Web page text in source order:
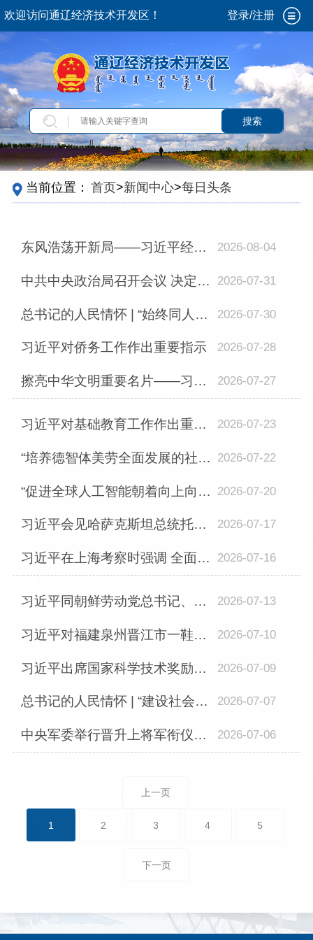
欢迎访问通辽经济技术开发区！ 登录/注册
搜索
当前位置： 首页>新闻中心>每日头条
东风浩荡开新局——习近平经济思想指引中国经济高质量发展行稳致远 2026-08-04
中共中央政治局召开会议 决定召开二十届五中全会 分析研究当前经济形势和经济工作 ... 2026-07-31
总书记的人民情怀 | “始终同人民同呼吸、共命运、心连心” 2026-07-30
习近平对侨务工作作出重要指示 2026-07-28
擦亮中华文明重要名片——习近平文化思想引领中国世界遗产申报保护工作壮阔实践 2026-07-27
习近平对基础教育工作作出重要指示 2026-07-23
“培养德智体美劳全面发展的社会主义建设者和接班人”——习近平总书记的重要论述... 2026-07-22
“促进全球人工智能朝着向上向善、造福人类的方向发展”——习近平主席出席二〇二... 2026-07-20
习近平会见哈萨克斯坦总统托卡耶夫 2026-07-17
习近平在上海考察时强调 全面践行人民城市理念 高质量推进城市更新 2026-07-16
习近平同朝鲜劳动党总书记、国务委员会委员长金正恩就《中朝友好合作互助条约》签... 2026-07-13
习近平对福建泉州晋江市一鞋厂火灾事故作出重要指示 2026-07-10
习近平出席国家科学技术奖励大会两院院士大会中国科协第十一次全国代表大会并发表... 2026-07-09
总书记的人民情怀 | “建设社会主义现代化强国，关键在科技自立自强” 2026-07-07
中央军委举行晋升上将军衔仪式 习近平颁发命令状并向晋衔的军官表示祝贺 2026-07-06
上一页
1 2 3 4 5
下一页